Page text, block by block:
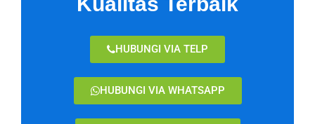
HUBUNGI VIA TELP
HUBUNGI VIA WHATSAPP